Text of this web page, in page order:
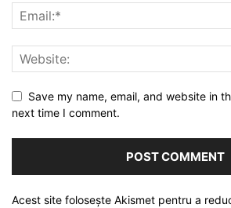
Save my name, email, and website in
next time I comment.
Acest site folosește Akismet pentru a